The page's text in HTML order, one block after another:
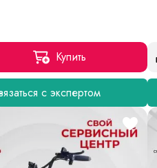
Купить
с экспертом